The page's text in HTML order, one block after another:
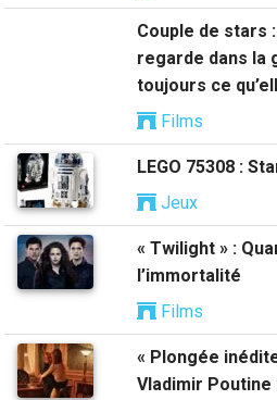
Couple de stars
regarde dans la
toujours ce
Films
LEGO 75308 :
Jeux
« Twilight » :
l’immortalité
Films
« Plongée
Vladimir